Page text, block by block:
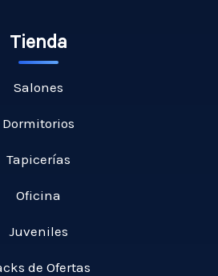
Tienda
Salones
Dormitorios
Tapicerías
Oficina
Juveniles
de Ofertas